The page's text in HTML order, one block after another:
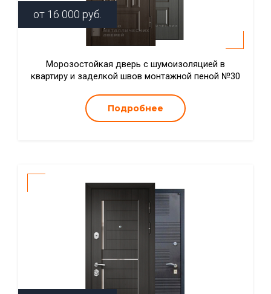
от 16 000 руб.
Морозостойкая дверь с шумоизоляцией в
квартиру и заделкой швов монтажной пеной №30
Подробнее